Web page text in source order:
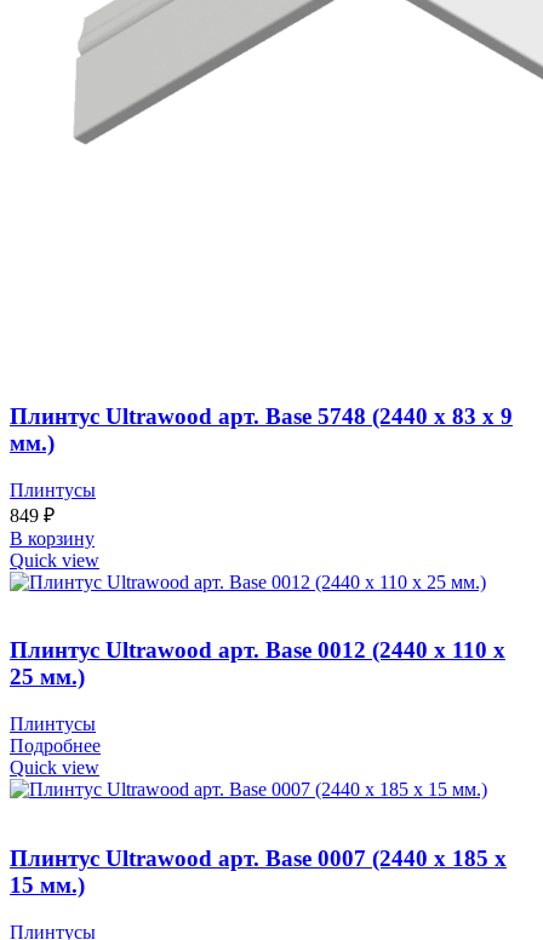
Плинтус Ultrawood арт. Base 5748 (2440 x 83 x 9
мм.)
Плинтусы
849 ₽
В корзину
Quick view
Плинтус Ultrawood арт. Base 0012 (2440 x 110 x
25 мм.)
Плинтусы
Подробнее
Quick view
Плинтус Ultrawood арт. Base 0007 (2440 x 185 x
15 мм.)
Плинтусы